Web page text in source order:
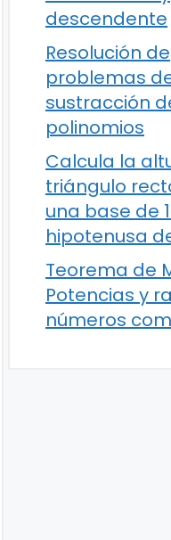
descendente
Resolución de
problemas
sustracción
polinomios
Calcula la
triángulo
una base de
hipotenusa
Teorema de
Potencias y
números